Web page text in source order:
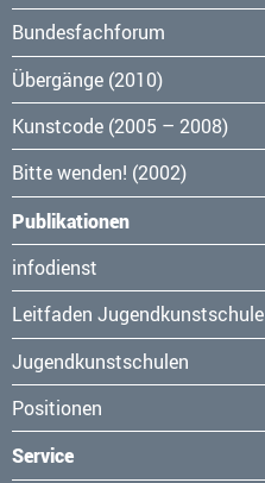
Bundesfachforum
Übergänge (2010)
Kunstcode (2005 – 2008)
Bitte wenden! (2002)
Publikationen
Navigation
überspringen
infodienst
Leitfaden Jugendkunstschule
Jugendkunstschulen
Positionen
Service